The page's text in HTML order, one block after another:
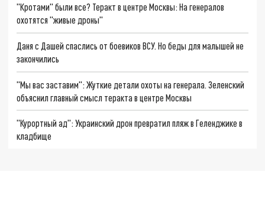
"Кротами" были все? Теракт в центре Москвы: На генералов
охотятся "живые дроны"
Даня с Дашей спаслись от боевиков ВСУ. Но беды для малышей не
закончились
"Мы вас заставим": Жуткие детали охоты на генерала. Зеленский
объяснил главный смысл теракта в центре Москвы
"Курортный ад": Украинский дрон превратил пляж в Геленджике в
кладбище